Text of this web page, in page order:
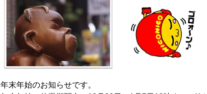
年末年始のお知らせです。